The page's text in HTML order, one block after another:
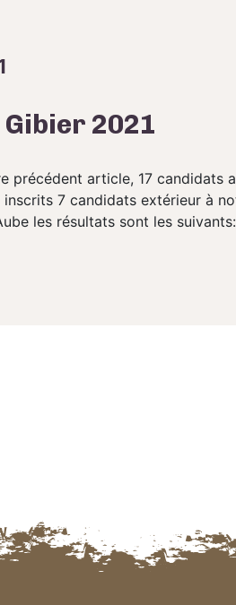
2021
précédent article, 17 candidats
7 candidats extérieur à
les résultats sont les